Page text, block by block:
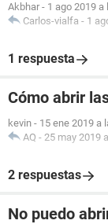
Akbhar - 1 ago 2019 a
Carlos-vialfa - 1
1 respuesta
Cómo abrir
kevin - 15 ene 2019 a
AQ - 25 may 2019
2 respuestas
No puedo